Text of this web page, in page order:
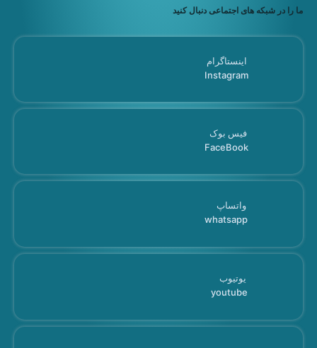
ما را در شبکه های اجتماعی دنبال کنید
اینستاگرام
Instagram
فیس بوک
FaceBook
واتساپ
whatsapp
یوتیوب
youtube